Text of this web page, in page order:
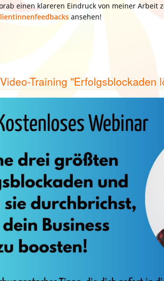
einen klareren Eindruck von meiner Arbeit
ansehen!
Training "Erfolgsblockaden